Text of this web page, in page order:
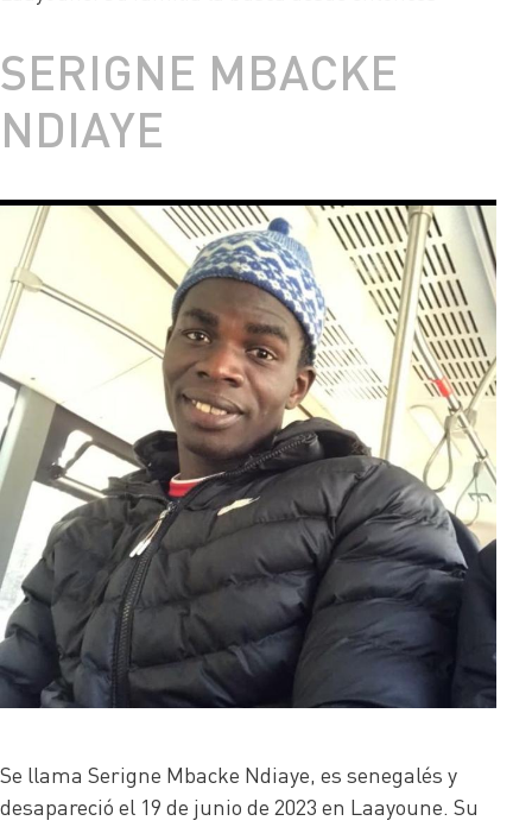
SERIGNE MBACKE
NDIAYE
Se llama Serigne Mbacke Ndiaye, es senegalés y
desapareció el 19 de junio de 2023 en Laayoune. Su